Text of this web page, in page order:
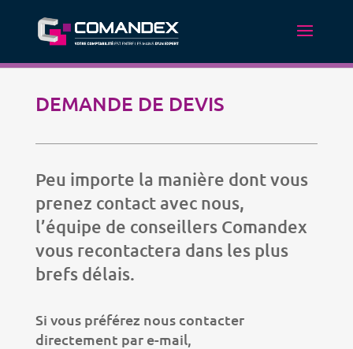
DEMANDE DE DEVIS
Peu importe la manière dont vous
prenez contact avec nous,
l’équipe de conseillers Comandex
vous recontactera dans les plus
brefs délais.
Si vous préférez nous contacter
directement par e-mail,